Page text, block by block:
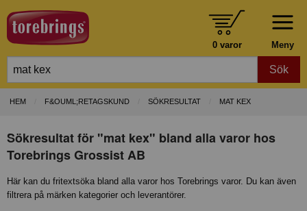
Meny
0 varor
Sök
HEM F&OUML;RETAGSKUND SÖKRESULTAT MAT KEX
Sökresultat för "mat kex" bland alla varor hos
Torebrings Grossist AB
Här kan du fritextsöka bland alla varor hos Torebrings varor. Du kan även
filtrera på märken kategorier och leverantörer.